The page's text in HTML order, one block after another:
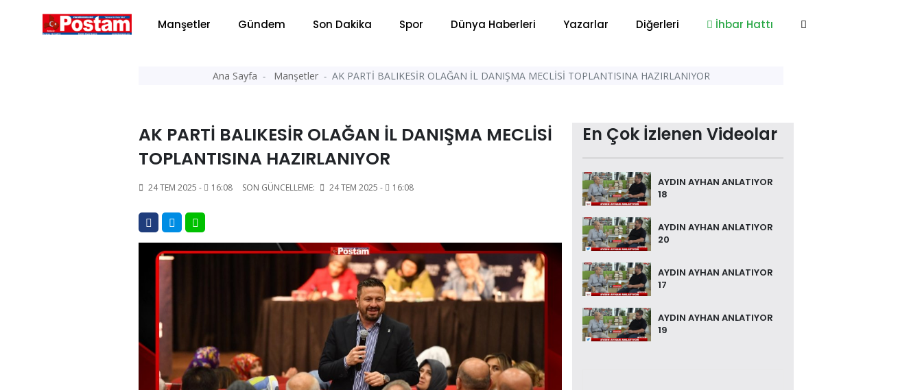
Manşetler Gündem Son Dakika Spor Dünya Haberleri Yazarlar Diğerleri İhbar Hattı
Ana Sayfa Manşetler AK PARTİ BALIKESİR OLAĞAN İL DANIŞMA MECLİSİ TOPLANTISINA HAZIRLANIYOR
AK PARTİ BALIKESİR OLAĞAN İL DANIŞMA MECLİSİ
TOPLANTISINA HAZIRLANIYOR
24 TEM 2025 - 16:08 SON GÜNCELLEME: 24 TEM 2025 - 16:08
En Çok İzlenen Videolar
AYDIN AYHAN ANLATIYOR
18
AYDIN AYHAN ANLATIYOR
20
AYDIN AYHAN ANLATIYOR
17
AYDIN AYHAN ANLATIYOR
19